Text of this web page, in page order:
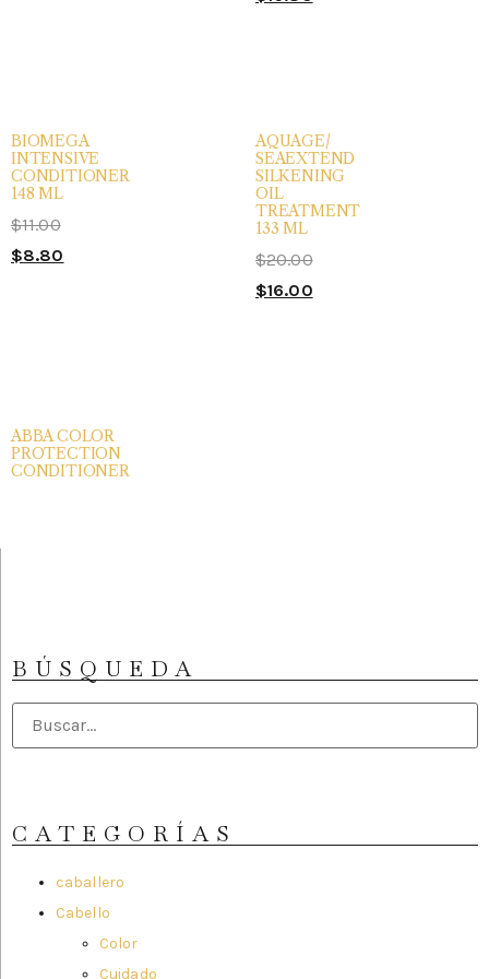
BIOMEGA
INTENSIVE
CONDITIONER
148 ML
$11.00
$8.80
AQUAGE/
SEAEXTEND
SILKENING
OIL
TREATMENT
133 ML
$20.00
$16.00
ABBA COLOR
PROTECTION
CONDITIONER
BÚSQUEDA
CATEGORÍAS
caballero
Cabello
Color
Cuidado